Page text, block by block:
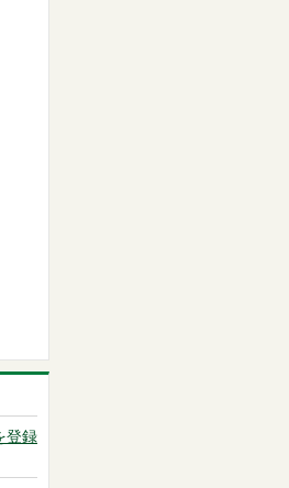
登録